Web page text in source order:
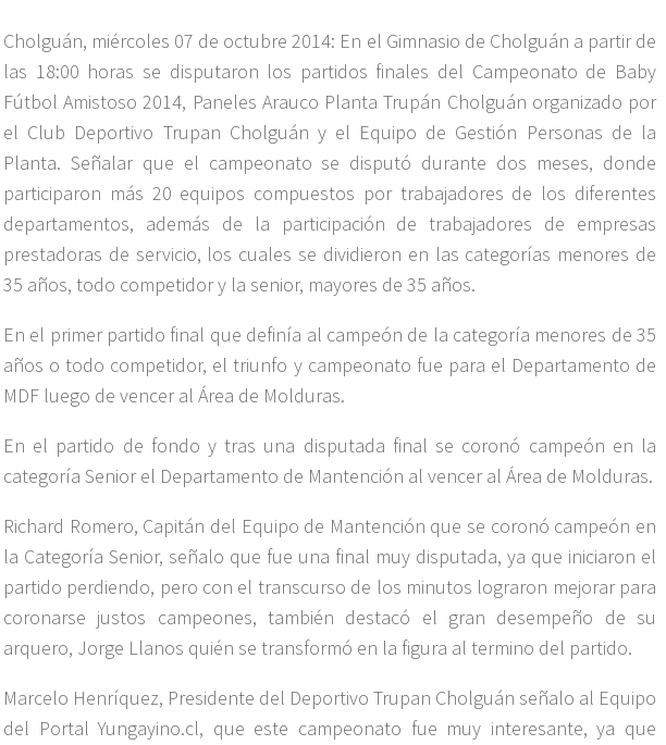
Cholguán, miércoles 07 de octubre 2014: En el Gimnasio de Cholguán a partir de
las 18:00 horas se disputaron los partidos finales del Campeonato de Baby
Fútbol Amistoso 2014, Paneles Arauco Planta Trupán Cholguán organizado por
el Club Deportivo Trupan Cholguán y el Equipo de Gestión Personas de la
Planta. Señalar que el campeonato se disputó durante dos meses, donde
participaron más 20 equipos compuestos por trabajadores de los diferentes
departamentos, además de la participación de trabajadores de empresas
prestadoras de servicio, los cuales se dividieron en las categorías menores de
35 años, todo competidor y la senior, mayores de 35 años.
En el primer partido final que definía al campeón de la categoría menores de 35
años o todo competidor, el triunfo y campeonato fue para el Departamento de
MDF luego de vencer al Área de Molduras.
En el partido de fondo y tras una disputada final se coronó campeón en la
categoría Senior el Departamento de Mantención al vencer al Área de Molduras.
Richard Romero, Capitán del Equipo de Mantención que se coronó campeón en
la Categoría Senior, señalo que fue una final muy disputada, ya que iniciaron el
partido perdiendo, pero con el transcurso de los minutos lograron mejorar para
coronarse justos campeones, también destacó el gran desempeño de su
arquero, Jorge Llanos quién se transformó en la figura al termino del partido.
Marcelo Henríquez, Presidente del Deportivo Trupan Cholguán señalo al Equipo
del Portal Yungayino.cl, que este campeonato fue muy interesante, ya que